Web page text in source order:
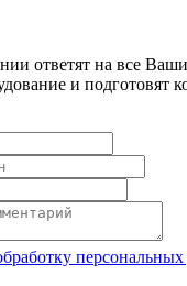
ответят на все
и подготовят